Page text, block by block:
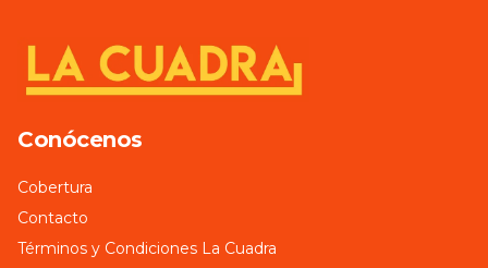
Conócenos
Cobertura
Contacto
Términos y Condiciones La Cuadra